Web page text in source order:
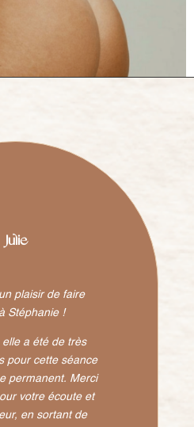
Julie
plaisir de faire
à Stéphanie !
elle a été de très
pour cette séance
permanent. Merci
votre écoute et
en sortant de